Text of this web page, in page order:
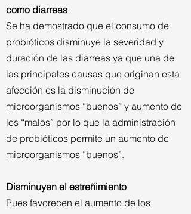
como diarreas
Se ha demostrado que el consumo de
probióticos disminuye la severidad y
duración de las diarreas ya que una de
las principales causas que originan esta
afección es la disminución de
microorganismos “buenos” y aumento de
los “malos” por lo que la administración
de probióticos permite un aumento de
microorganismos “buenos”.
Disminuyen el estreñimiento
Pues favorecen el aumento de los